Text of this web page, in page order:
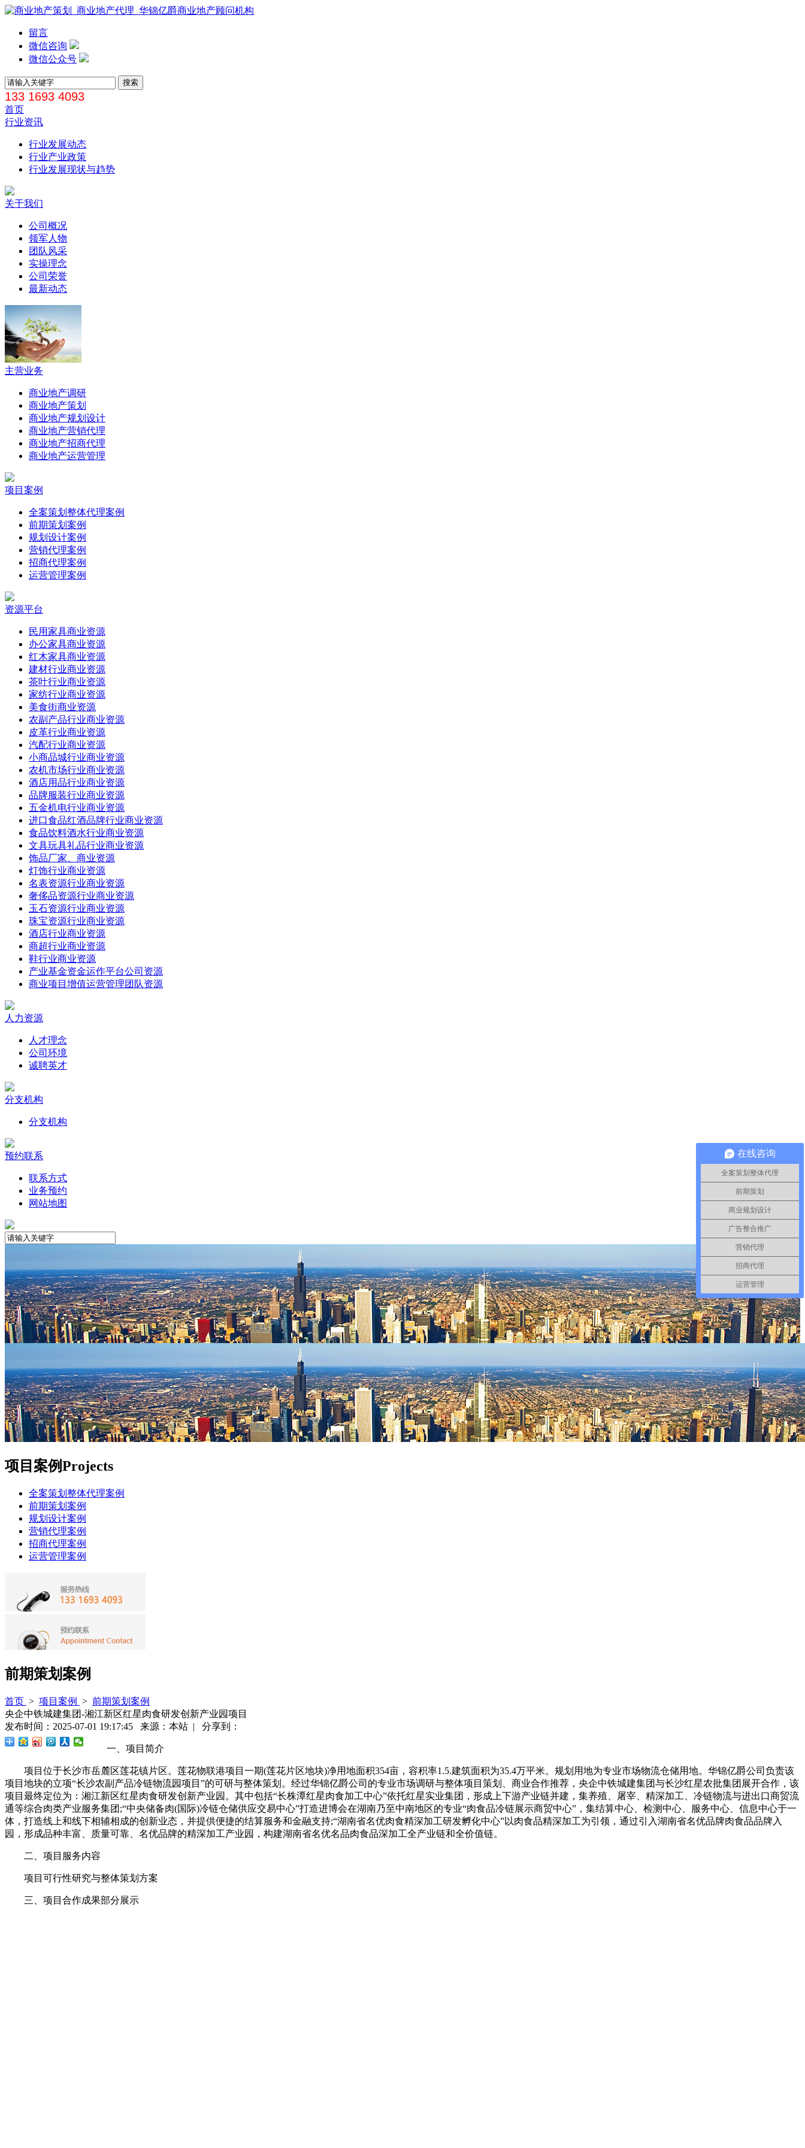
留言
微信咨询
微信公众号
133 1693 4093
首页
行业资讯
行业发展动态
行业产业政策
行业发展现状与趋势
关于我们
公司概况
领军人物
团队风采
实操理念
公司荣誉
最新动态
主营业务
商业地产调研
商业地产策划
商业地产规划设计
商业地产营销代理
商业地产招商代理
商业地产运营管理
项目案例
全案策划整体代理案例
前期策划案例
规划设计案例
营销代理案例
招商代理案例
运营管理案例
资源平台
民用家具商业资源
办公家具商业资源
红木家具商业资源
建材行业商业资源
茶叶行业商业资源
家纺行业商业资源
美食街商业资源
农副产品行业商业资源
皮革行业商业资源
汽配行业商业资源
小商品城行业商业资源
农机市场行业商业资源
酒店用品行业商业资源
品牌服装行业商业资源
五金机电行业商业资源
进口食品红酒品牌行业商业资源
食品饮料酒水行业商业资源
文具玩具礼品行业商业资源
饰品厂家、商业资源
灯饰行业商业资源
名表资源行业商业资源
奢侈品资源行业商业资源
玉石资源行业商业资源
珠宝资源行业商业资源
酒店行业商业资源
商超行业商业资源
鞋行业商业资源
产业基金资金运作平台公司资源
商业项目增值运营管理团队资源
人力资源
人才理念
公司环境
诚聘英才
分支机构
分支机构
预约联系
联系方式
业务预约
网站地图
项目案例Projects
全案策划整体代理案例
前期策划案例
规划设计案例
营销代理案例
招商代理案例
运营管理案例
前期策划案例
首页 > 项目案例 > 前期策划案例
央企中铁城建集团-湘江新区红星肉食研发创新产业园项目
发布时间：2025-07-01 19:17:45 来源：本站 | 分享到：
一、项目简介
项目位于长沙市岳麓区莲花镇片区。莲花物联港项目一期(莲花片区地块)净用地面积354亩，容积率1.5.建筑面积为35.4万平米。规划用地为专业市场物流仓储用地。华锦亿爵公司负责该
项目地块的立项“长沙农副产品冷链物流园项目”的可研与整体策划。经过华锦亿爵公司的专业市场调研与整体项目策划、商业合作推荐，央企中铁城建集团与长沙红星农批集团展开合作，该
项目最终定位为：湘江新区红星肉食研发创新产业园。其中包括“长株潭红星肉食加工中心”依托红星实业集团，形成上下游产业链并建，集养殖、屠宰、精深加工、冷链物流与进出口商贸流
通等综合肉类产业服务集团;“中央储备肉(国际)冷链仓储供应交易中心”打造进博会在湖南乃至中南地区的专业“肉食品冷链展示商贸中心”，集结算中心、检测中心、服务中心、信息中心于一
体，打造线上和线下相辅相成的创新业态，并提供便捷的结算服务和金融支持;“湖南省名优肉食精深加工研发孵化中心”以肉食品精深加工为引领，通过引入湖南省名优品牌肉食品品牌入
园，形成品种丰富、质量可靠、名优品牌的精深加工产业园，构建湖南省名优名品肉食品深加工全产业链和全价值链。
二、项目服务内容
项目可行性研究与整体策划方案
三、项目合作成果部分展示
在线咨询
全案策划整体代理
前期策划
商业规划设计
广告整合推广
营销代理
招商代理
运营管理